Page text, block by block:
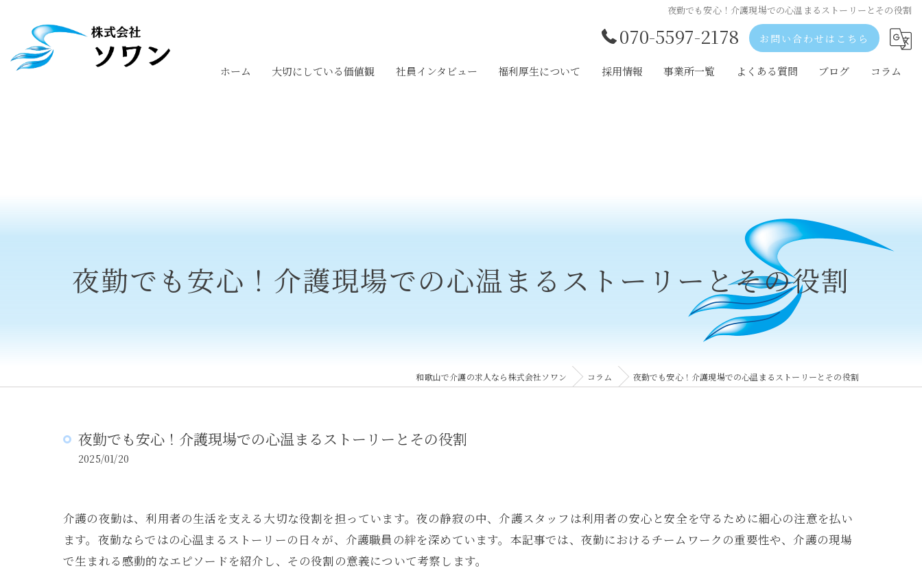
夜勤でも安心！介護現場での心温まるストーリーとその役割
070-5597-2178 お問い合わせはこちら
ホーム 大切にしている価値観 社員インタビュー 福利厚生について 採用情報 事業所一覧 よくある質問 ブログ コラム
夜勤でも安心！介護現場での心温まるストーリーとその役割
和歌山で介護の求人なら株式会社ソワン コラム 夜勤でも安心！介護現場での心温まるストーリーとその役割
夜勤でも安心！介護現場での心温まるストーリーとその役割
2025/01/20
介護の夜勤は、利用者の生活を支える大切な役割を担っています。夜の静寂の中、介護スタッフは利用者の安心と安全を守るために細心の注意を払い
ます。夜勤ならではの心温まるストーリーの日々が、介護職員の絆を深めています。本記事では、夜勤におけるチームワークの重要性や、介護の現場
で生まれる感動的なエピソードを紹介し、その役割の意義について考察します。